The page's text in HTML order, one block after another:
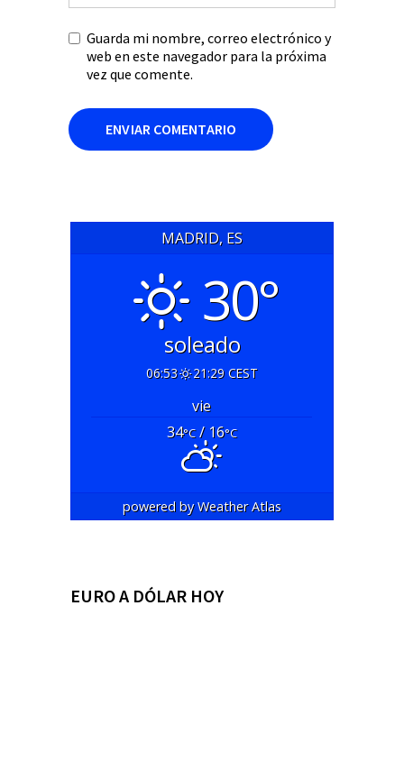
Guarda mi nombre, correo electrónico y
web en este navegador para la próxima
vez que comente.
MADRID, ES
30°
soleado
06:53 21:29 CEST
vie
34°C/ 16°C
powered byWeather Atlas
EURO A DÓLAR HOY